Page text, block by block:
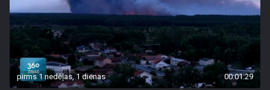
pirms 1 nedēļas, 1 dienas 00:01:29